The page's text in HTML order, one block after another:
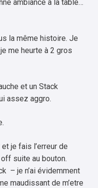
ambiance à la table…
la même histoire. Je
me heurte à 2 gros
et un Stack
assez aggro.
je fais l’erreur de
suite au bouton.
– je n’ai évidemment
maudissant de m’etre